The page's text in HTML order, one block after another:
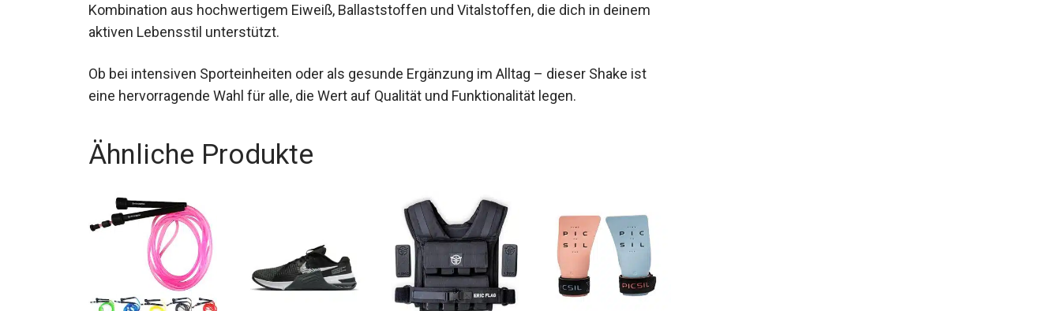
Kombination aus hochwertigem Eiweiß, Ballaststoffen und Vitalstoffen, die dich in deinem
aktiven Lebensstil unterstützt.
Ob bei intensiven Sporteinheiten oder als gesunde Ergänzung im Alltag – dieser Shake ist
eine hervorragende Wahl für alle, die Wert auf Qualität und Funktionalität legen.
Ähnliche Produkte